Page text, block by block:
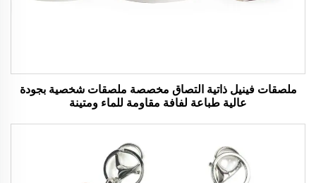
ملصقات فينيل ذاتية التصاق مخصصة ملصقات شخصية بجودة
عالية طباعة لفافة مقاومة للماء ومتينة